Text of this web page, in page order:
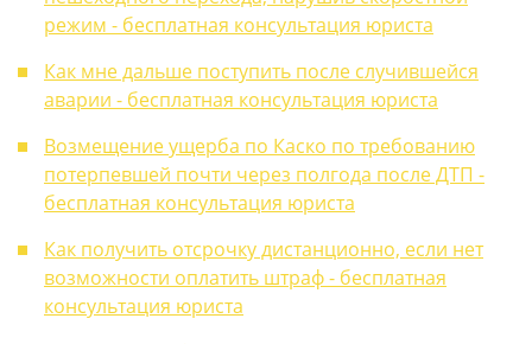
режим - бесплатная консультация юриста
Как мне дальше поступить после случившейся
аварии - бесплатная консультация юриста
Возмещение ущерба по Каско по требованию
потерпевшей почти через полгода после ДТП -
бесплатная консультация юриста
Как получить отсрочку дистанционно, если нет
возможности оплатить штраф - бесплатная
консультация юриста